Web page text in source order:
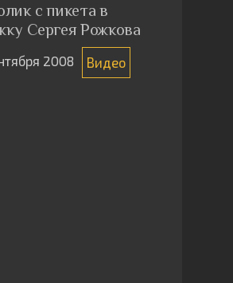
с пикета в
Сергея Рожкова
2008 Видео